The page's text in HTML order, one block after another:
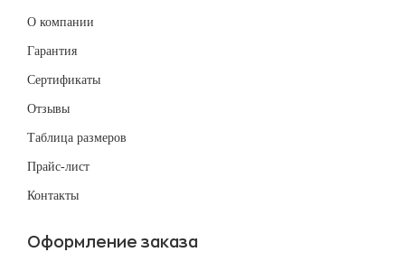
О компании
Гарантия
Сертификаты
Отзывы
Таблица размеров
Прайс-лист
Контакты
Оформление заказа